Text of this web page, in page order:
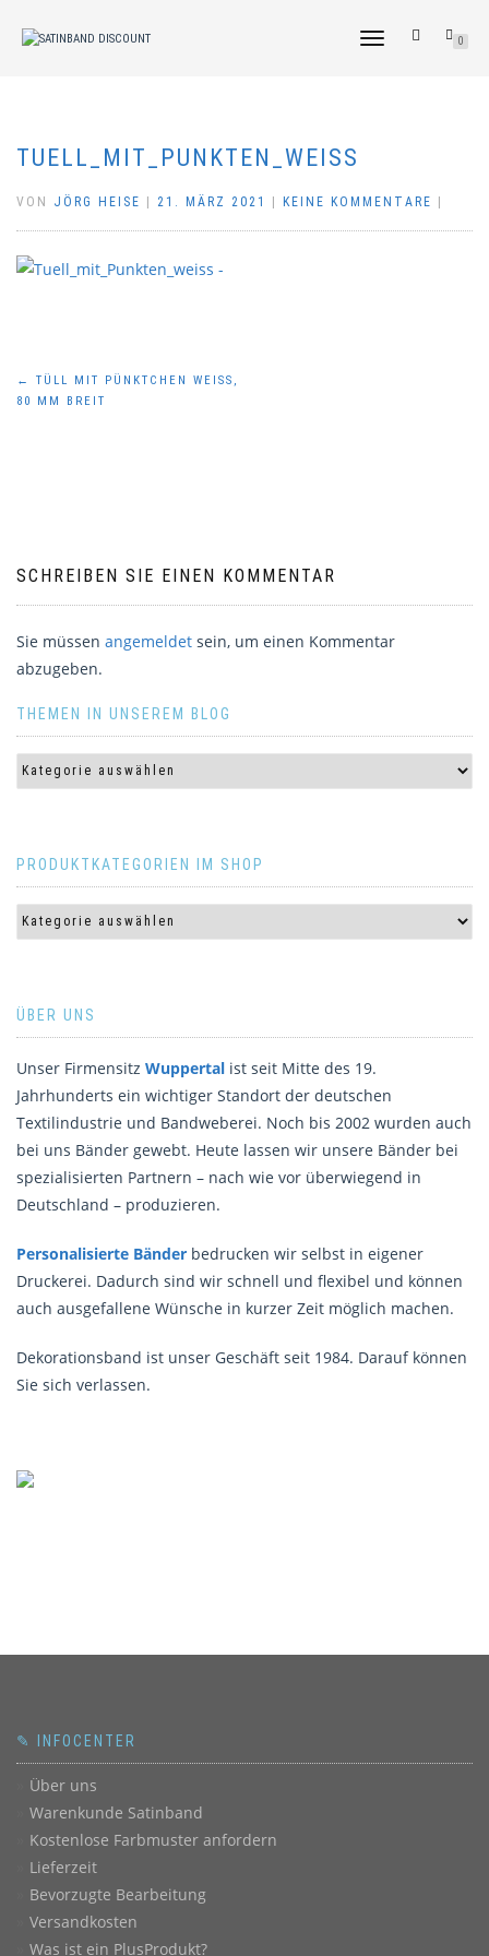
NAVIGATION
0
TUELL_MIT_PUNKTEN_WEISS
VON JÖRG HEISE 21. MÄRZ 2021 KEINE KOMMENTARE
Beitragsnavigation
←
TÜLL MIT PÜNKTCHEN WEISS, 8
0 MM BREIT
SCHREIBEN SIE EINEN KOMMENTAR
Sie müssen angemeldet sein, um einen Kommentar
abzugeben.
THEMEN IN UNSEREM BLOG
PRODUKTKATEGORIEN IM SHOP
ÜBER UNS
Unser Firmensitz Wuppertal ist seit Mitte des 19.
Jahrhunderts ein wichtiger Standort der deutschen
Textilindustrie und Bandweberei. Noch bis 2002 wurden auch
bei uns Bänder gewebt. Heute lassen wir unsere Bänder bei
spezialisierten Partnern – nach wie vor überwiegend in
Deutschland – produzieren.
Personalisierte Bänder bedrucken wir selbst in eigener
Druckerei. Dadurch sind wir schnell und flexibel und können
auch ausgefallene Wünsche in kurzer Zeit möglich machen.
Dekorationsband ist unser Geschäft seit 1984. Darauf können
Sie sich verlassen.
✎ INFOCENTER
Über uns
Warenkunde Satinband
Kostenlose Farbmuster anfordern
Lieferzeit
Bevorzugte Bearbeitung
Versandkosten
Was ist ein PlusProdukt?